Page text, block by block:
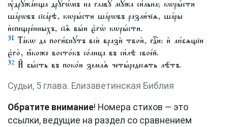
ᲂу҆дрꙋжа́юща дрꙋгѡ́мъ на главꙋ̀ мꙋ́жа си́льна; кѡры́сти
ша́рѡвъ сїса́рѣ, кѡры́сти ша́рѡвъ разли́чїѧ, ша́ры
и҆спещре́нныхъ, сїѧ̑ вы́и є҆гѡ̀ кѡры́сти.
31 Та́кѡ да поги́бнꙋтъ всѝ вразѝ твоѝ, гдⷭ҇и: и҆ лю́бѧщїи
є҆го̀, ꙗ҆́коже восто́къ со́лнца въ си́лѣ свое́й.
32 И҆ бы́сть въ поко́и землѧ̀ четы́редесѧть лѣ́тъ.
Судьи, 5 глава. Елизаветинская Библия
Обратите внимание! Номера стихов — это
ссылки, ведущие на раздел со сравнением